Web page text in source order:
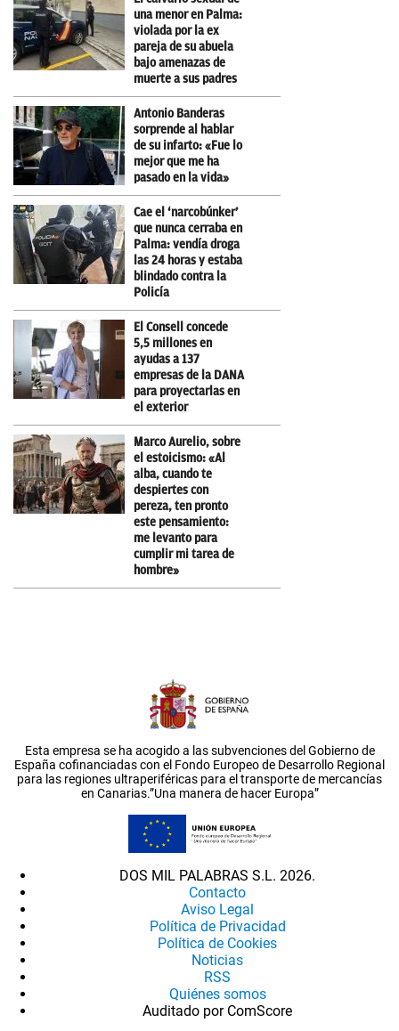
una menor en Palma:
violada por la ex
pareja de su abuela
bajo amenazas de
muerte a sus padres
Antonio Banderas
sorprende al hablar
de su infarto: «Fue lo
mejor que me ha
pasado en la vida»
Cae el ‘narcobúnker’
que nunca cerraba en
Palma: vendía droga
las 24 horas y estaba
blindado contra la
Policía
El Consell concede
5,5 millones en
ayudas a 137
empresas de la DANA
para proyectarlas en
el exterior
Marco Aurelio, sobre
el estoicismo: «Al
alba, cuando te
despiertes con
pereza, ten pronto
este pensamiento:
me levanto para
cumplir mi tarea de
hombre»
Esta empresa se ha acogido a las subvenciones del Gobierno de
España cofinanciadas con el Fondo Europeo de Desarrollo Regional
para las regiones ultraperiféricas para el transporte de mercancías
en Canarias.”Una manera de hacer Europa”
DOS MIL PALABRAS S.L. 2026.
Contacto
Aviso Legal
Política de Privacidad
Política de Cookies
Noticias
RSS
Quiénes somos
Auditado por ComScore